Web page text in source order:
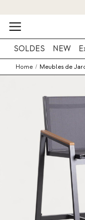
SOLDES NEW
Home / Meubles de